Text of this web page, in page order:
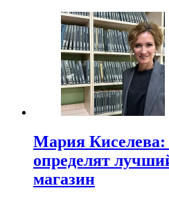
Мария
определят
магазин